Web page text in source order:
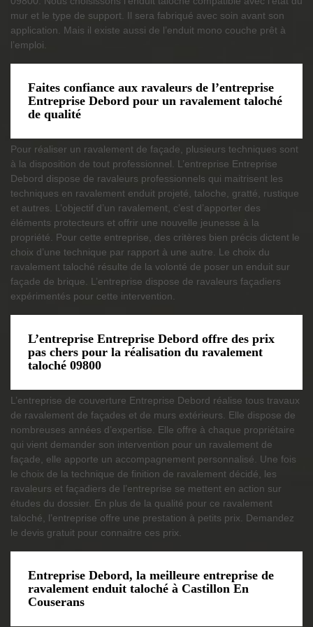
mur et le type de support. Il sera fabriqué avec soin avant son
application. Mais il existe aussi de l’enduit mono couche prêt à
l’emploi.
Faites confiance aux ravaleurs de l’entreprise
Entreprise Debord pour un ravalement taloché
de qualité
Pour réaliser un ravalement de façade, plusieurs techniques sont
à la disposition de tout professionnel. L’entreprise Entreprise
Debord dispose de ravaleurs professionnels qui maitrisent les
techniques en ravalement enduit projeté, taloche, gratté, rustique
et autres. L’objectif d’un ravalement, c’est d’apporter des
éléments protecteurs et offrir une nouvelle jeunesse à la
propriété. Pour cette entreprise, des critères bien précis dictent le
choix d’une technique par rapport à une autre. Le choix du
ravalement taloché résulte de la volonté de poser un enduit sur
façade de brique. L’entreprise dispose de ravaleurs façadiers
expérimentés pour cette intervention.
L’entreprise Entreprise Debord offre des prix
pas chers pour la réalisation du ravalement
taloché 09800
L’entreprise de couverture Entreprise Debord réalise tous travaux
de ravalement de façades et de murs extérieurs. Elle dispose de
nombreuses années d’expertise. Elle offre à chaque propriétaire
qui vient demander son intervention pour un ravalement de
façade, elle apporte un accompagnement personnalisé. Une fois
le choix de la technique de finition de ravalement décidé, les
ravaleurs et façadiers de l’entreprise se mettent en action sur
études du dossier. En plus de la qualité pour ce ravalement
taloché, l’entreprise offre une prestation à petits prix. Demandez
le devis gratuit pour connaitre ces prix.
Entreprise Debord, la meilleure entreprise de
ravalement enduit taloché à Castillon En
Couserans